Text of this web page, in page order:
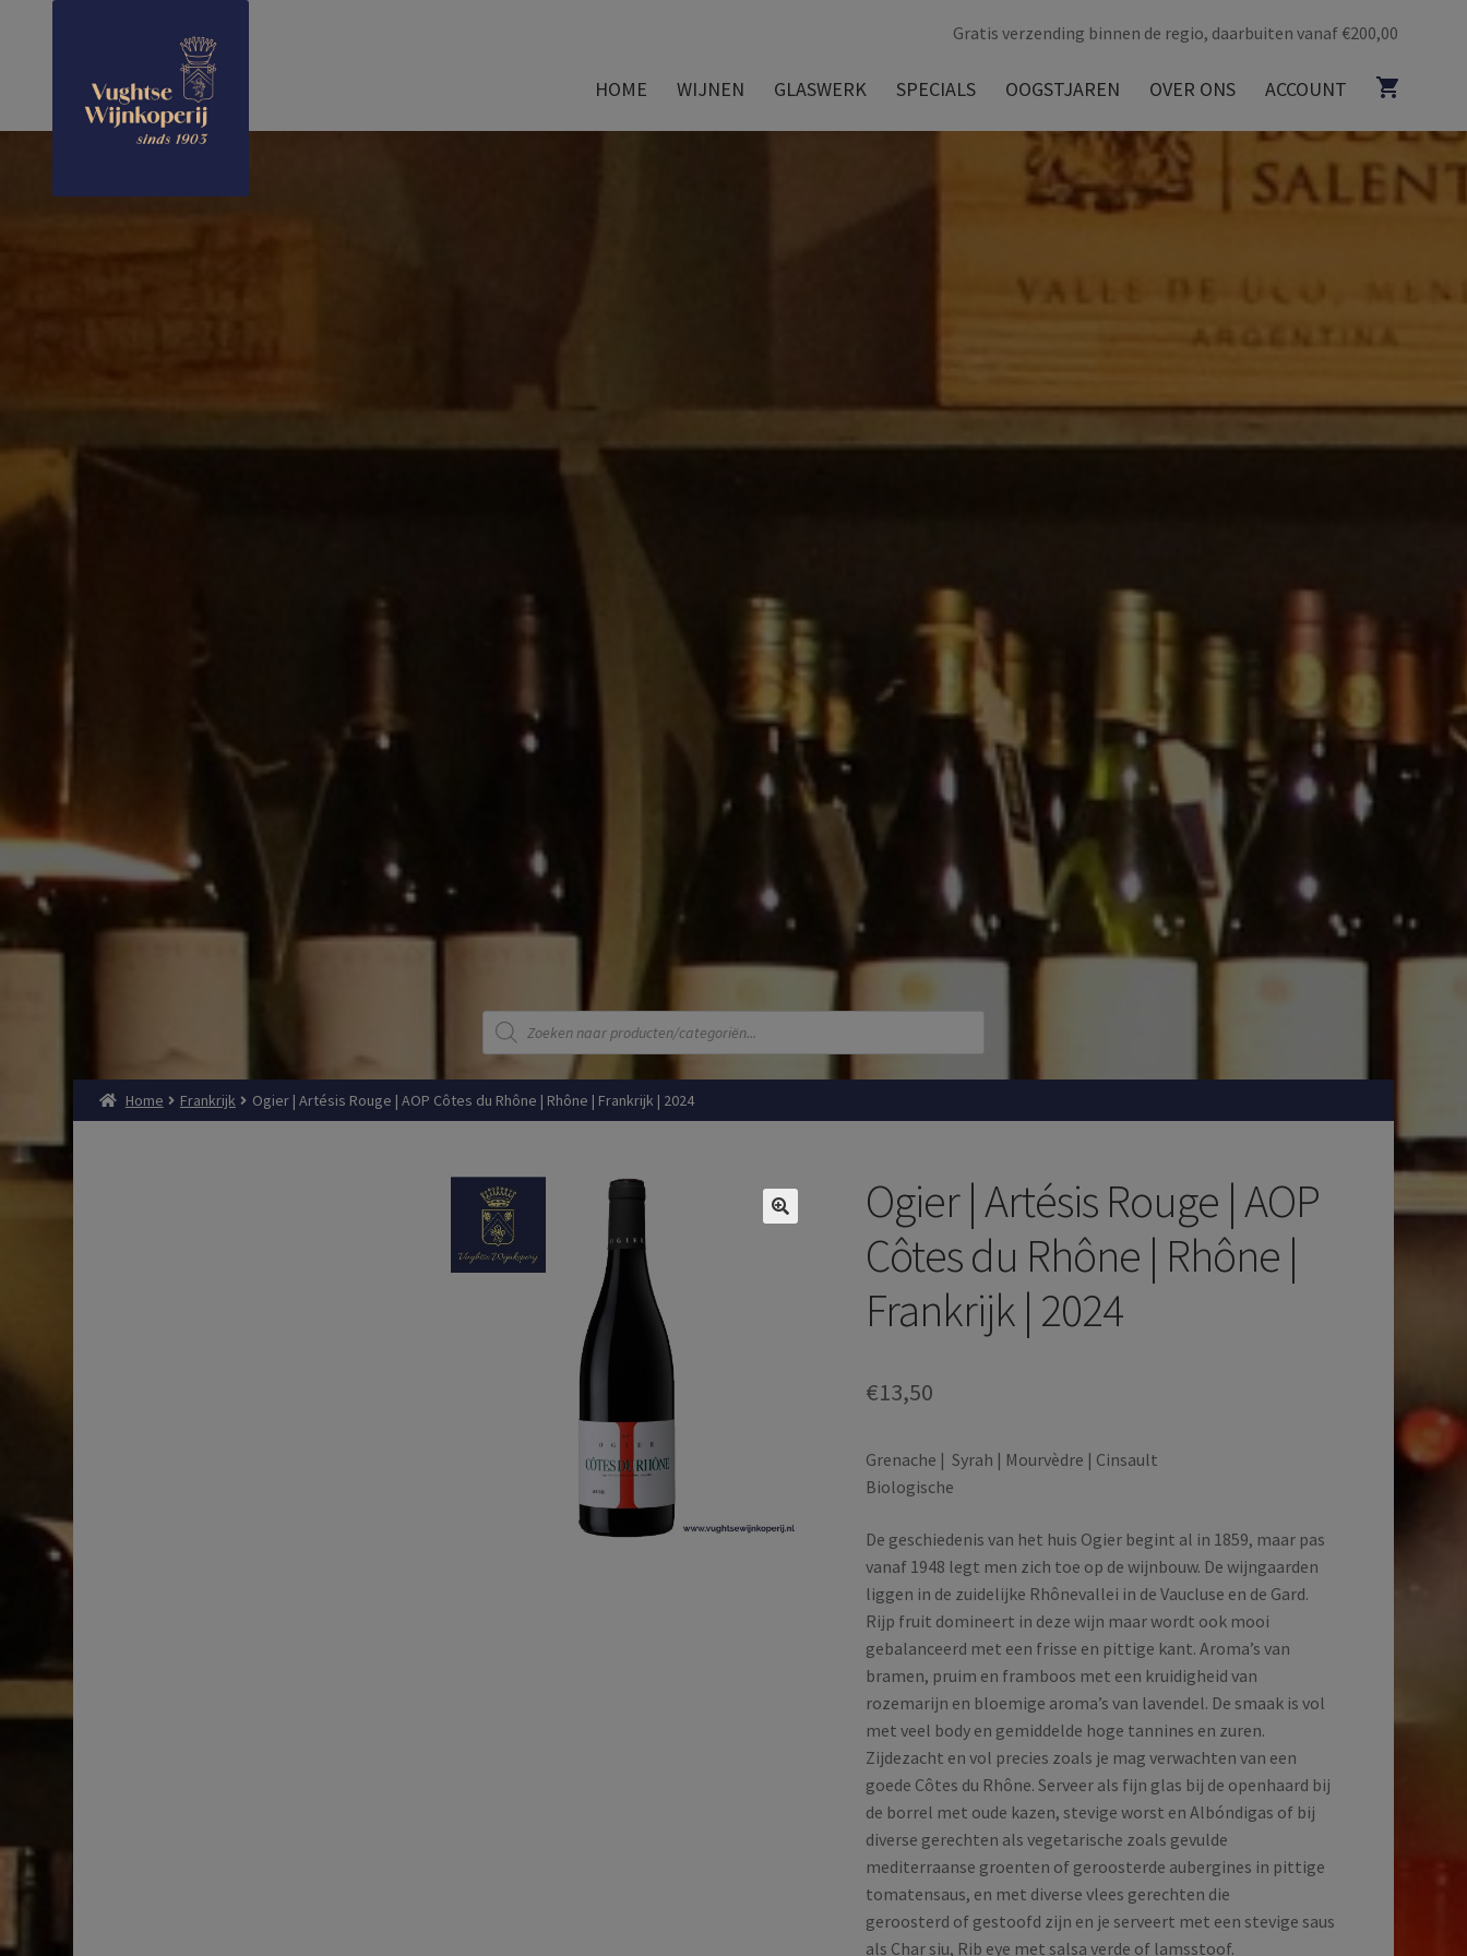
Gratis verzending binnen de regio, daarbuiten vanaf €200,00
HOME WIJNEN GLASWERK SPECIALS OOGSTJAREN OVER ONS ACCOUNT
Producten
zoeken
Home Frankrijk Ogier | Artésis Rouge | AOP Côtes du Rhône | Rhône | Frankrijk | 2024
Ogier | Artésis Rouge | AOP
Côtes du Rhône | Rhône |
Frankrijk | 2024
€13,50
Grenache | Syrah | Mourvèdre | Cinsault
Biologische
De geschiedenis van het huis Ogier begint al in 1859, maar pas
vanaf 1948 legt men zich toe op de wijnbouw. De wijngaarden
liggen in de zuidelijke Rhônevallei in de Vaucluse en de Gard.
Rijp fruit domineert in deze wijn maar wordt ook mooi
gebalanceerd met een frisse en pittige kant. Aroma’s van
bramen, pruim en framboos met een kruidigheid van
rozemarijn en bloemige aroma’s van lavendel. De smaak is vol
met veel body en gemiddelde hoge tannines en zuren.
Zijdezacht en vol precies zoals je mag verwachten van een
goede Côtes du Rhône. Serveer als fijn glas bij de openhaard bij
de borrel met oude kazen, stevige worst en Albóndigas of bij
diverse gerechten als vegetarische zoals gevulde
mediterraanse groenten of geroosterde aubergines in pittige
tomatensaus, en met diverse vlees gerechten die
geroosterd of gestoofd zijn en je serveert met een stevige saus
als Char siu, Rib eye met salsa verde of lamsstoof.